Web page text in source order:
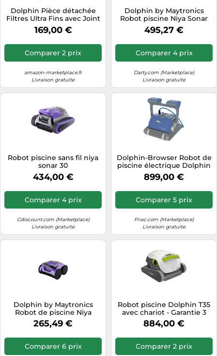
Dolphin Pièce détachée
Filtres Ultra Fins avec Joint
d'étanchéité - Référence
9991481-ASSY
169,00 €
Comparer 2 prix
amazon-marketplace.fr
Livraison gratuite
Dolphin by Maytronics
Robot piscine Niya Sonar
F5 sans fil
495,27 €
Comparer 4 prix
Darty.com (Marketplace)
Livraison gratuite
Robot piscine sans fil niya
sonar 30
434,00 €
Comparer 4 prix
Cdiscount.com (Marketplace)
Livraison gratuite
Dolphin-Browser Robot de
piscine électrique Dolphin
M350
899,00 €
Comparer 5 prix
Fnac.com (Marketplace)
Livraison gratuite
Dolphin by Maytronics
Robot de piscine Niya
Sonar F2 sans fil
265,49 €
Comparer 6 prix
Robot piscine Dolphin T35
avec chariot - Garantie 3
ans
884,00 €
Comparer 2 prix